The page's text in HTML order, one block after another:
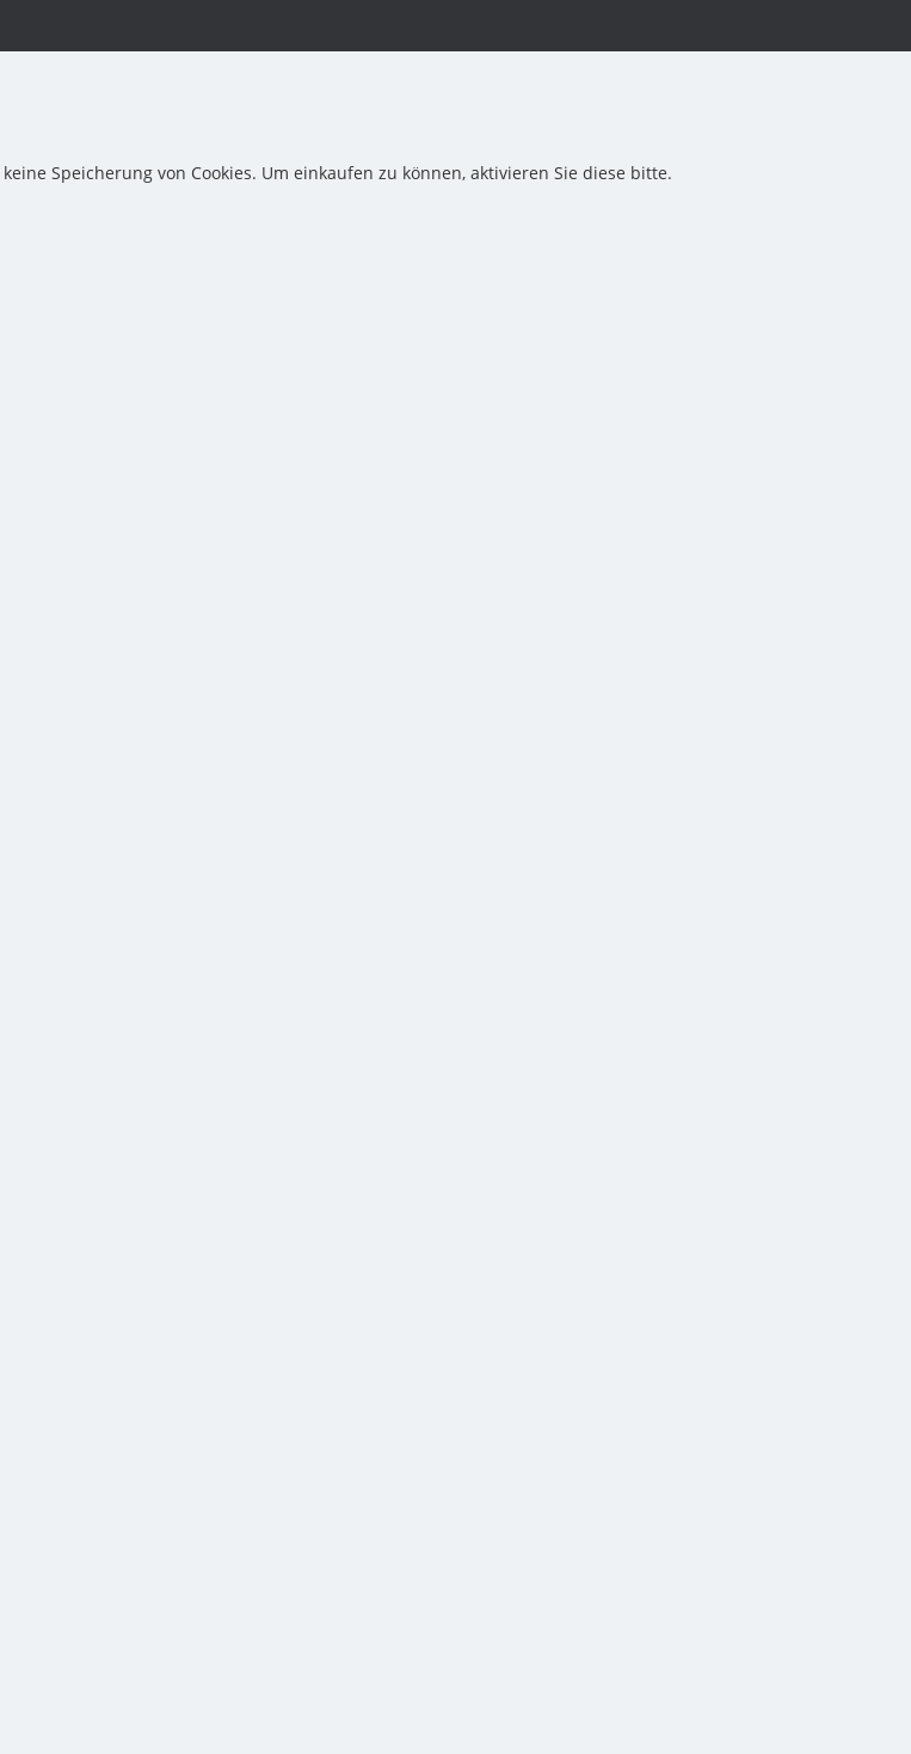
Speicherung von Cookies. Um einkaufen zu können, aktivieren Sie diese bitte.